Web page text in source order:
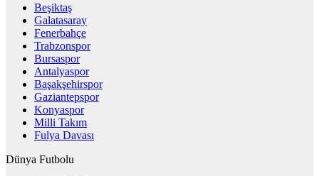
Beşiktaş
Galatasaray
Fenerbahçe
Trabzonspor
Bursaspor
Antalyaspor
Başakşehirspor
Gaziantepspor
Konyaspor
Milli Takım
Fulya Davası
Dünya Futbolu